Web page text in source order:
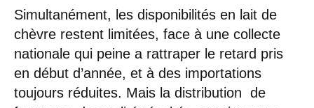
Simultanément, les disponibilités en lait de
chèvre restent limitées, face à une collecte
nationale qui peine a rattraper le retard pris
en début d’année, et à des importations
toujours réduites. Mais la distribution de